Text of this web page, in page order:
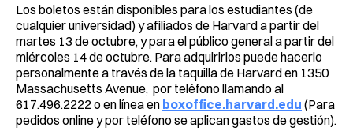
Los boletos están disponibles para los estudiantes (de
cualquier universidad) y afiliados de Harvard a partir del
martes 13 de octubre, y para el público general a partir del
miércoles 14 de octubre. Para adquirirlos puede hacerlo
personalmente a través de la taquilla de Harvard en 1350
Massachusetts Avenue, por teléfono llamando al
617.496.2222 o en línea en boxoffice.harvard.edu (Para
pedidos online y por teléfono se aplican gastos de gestión).